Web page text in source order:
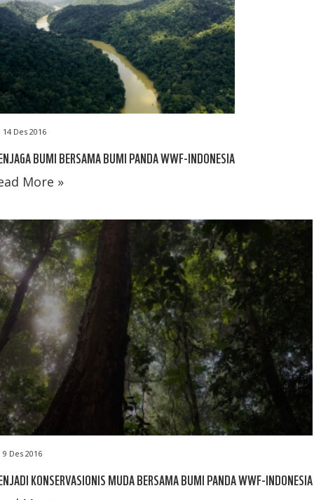
14 Des 2016
BUMI BERSAMA BUMI PANDA WWF-INDONESIA
More »
9 Des 2016
KONSERVASIONIS MUDA BERSAMA BUMI PANDA WWF-INDONESIA